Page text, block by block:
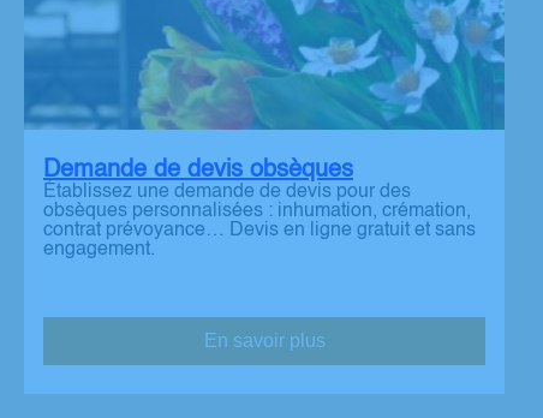
Demande de devis obsèques
Établissez une demande de devis pour des
obsèques personnalisées : inhumation, crémation,
contrat prévoyance… Devis en ligne gratuit et sans
engagement.
En savoir plus